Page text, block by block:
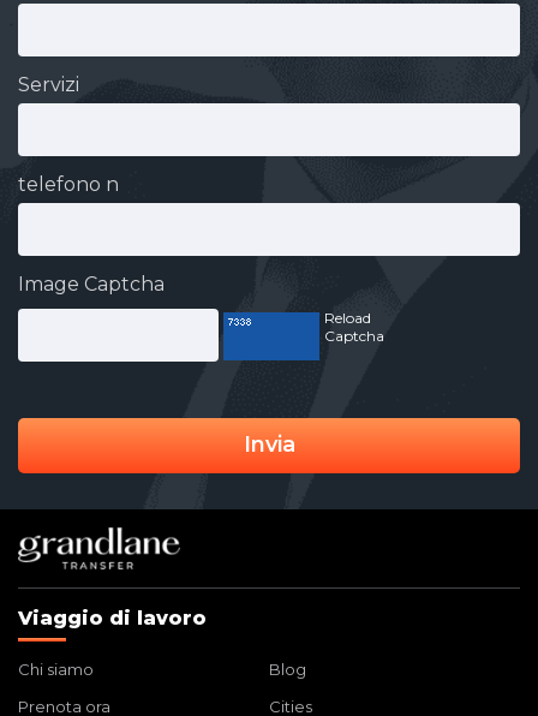
Servizi
telefono n
Image Captcha
Reload
Captcha
Invia
Viaggio di lavoro
Chi siamo
Blog
Prenota ora
Cities